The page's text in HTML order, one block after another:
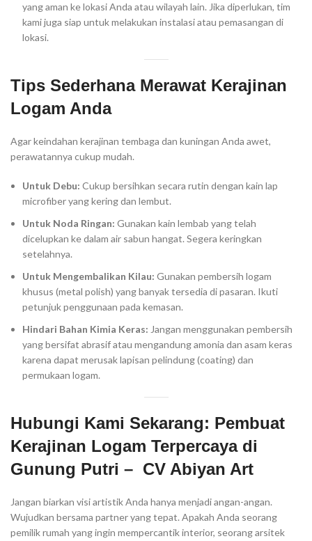
yang aman ke lokasi Anda atau wilayah lain. Jika diperlukan, tim
kami juga siap untuk melakukan instalasi atau pemasangan di
lokasi.
Tips Sederhana Merawat Kerajinan
Logam Anda
Agar keindahan kerajinan tembaga dan kuningan Anda awet,
perawatannya cukup mudah.
Untuk Debu: Cukup bersihkan secara rutin dengan kain lap
microfiber yang kering dan lembut.
Untuk Noda Ringan: Gunakan kain lembab yang telah
dicelupkan ke dalam air sabun hangat. Segera keringkan
setelahnya.
Untuk Mengembalikan Kilau: Gunakan pembersih logam
khusus (metal polish) yang banyak tersedia di pasaran. Ikuti
petunjuk penggunaan pada kemasan.
Hindari Bahan Kimia Keras: Jangan menggunakan pembersih
yang bersifat abrasif atau mengandung amonia dan asam keras
karena dapat merusak lapisan pelindung (coating) dan
permukaan logam.
Hubungi Kami Sekarang: Pembuat
Kerajinan Logam Terpercaya di
Gunung Putri – CV Abiyan Art
Jangan biarkan visi artistik Anda hanya menjadi angan-angan.
Wujudkan bersama partner yang tepat. Apakah Anda seorang
pemilik rumah yang ingin mempercantik interior, seorang arsitek